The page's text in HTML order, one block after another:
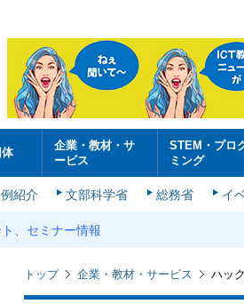
企業・教材・サ
ービス
STEM・プロ
ミング
紹介 文部科学省 総務省 イ
、セミナー情報
トップ 企業・教材・サービス ハッ